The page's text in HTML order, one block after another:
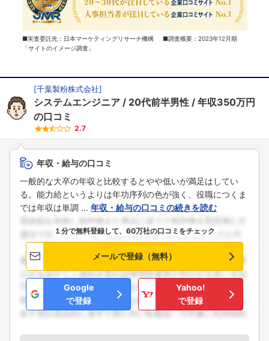
■実査委託先：日本マーケティングリサーチ機構 ■調査概要：2023年12月期
「サイトのイメージ調査」
[千葉製粉株式会社]
システムエンジニア 20代前半男性
年収350万円
の口コミ
2.7
年収・給与の口コミ
一般的な大卒の年収と比較するとやや低いが満足はしてい
る。能力給というよりは年功序列の色が強く、役職につくま
では年収は単調 ... 年収・給与の口コミの続きを読む
１分で無料登録して、60万社の口コミをチェック
メールで登録（無料）
Google
で登録
Yahoo!
で登録